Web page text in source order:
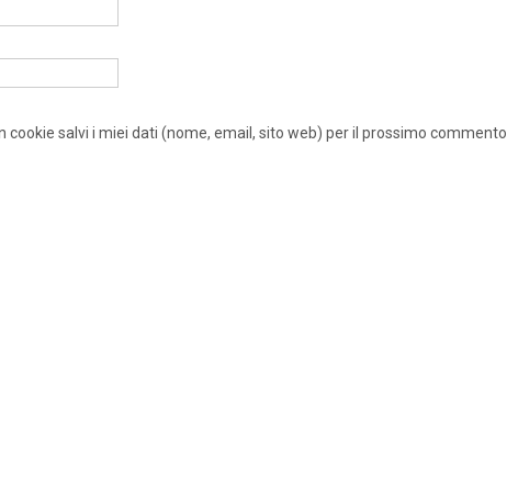
cookie salvi i miei dati (nome, email, sito web) per il prossimo commento.